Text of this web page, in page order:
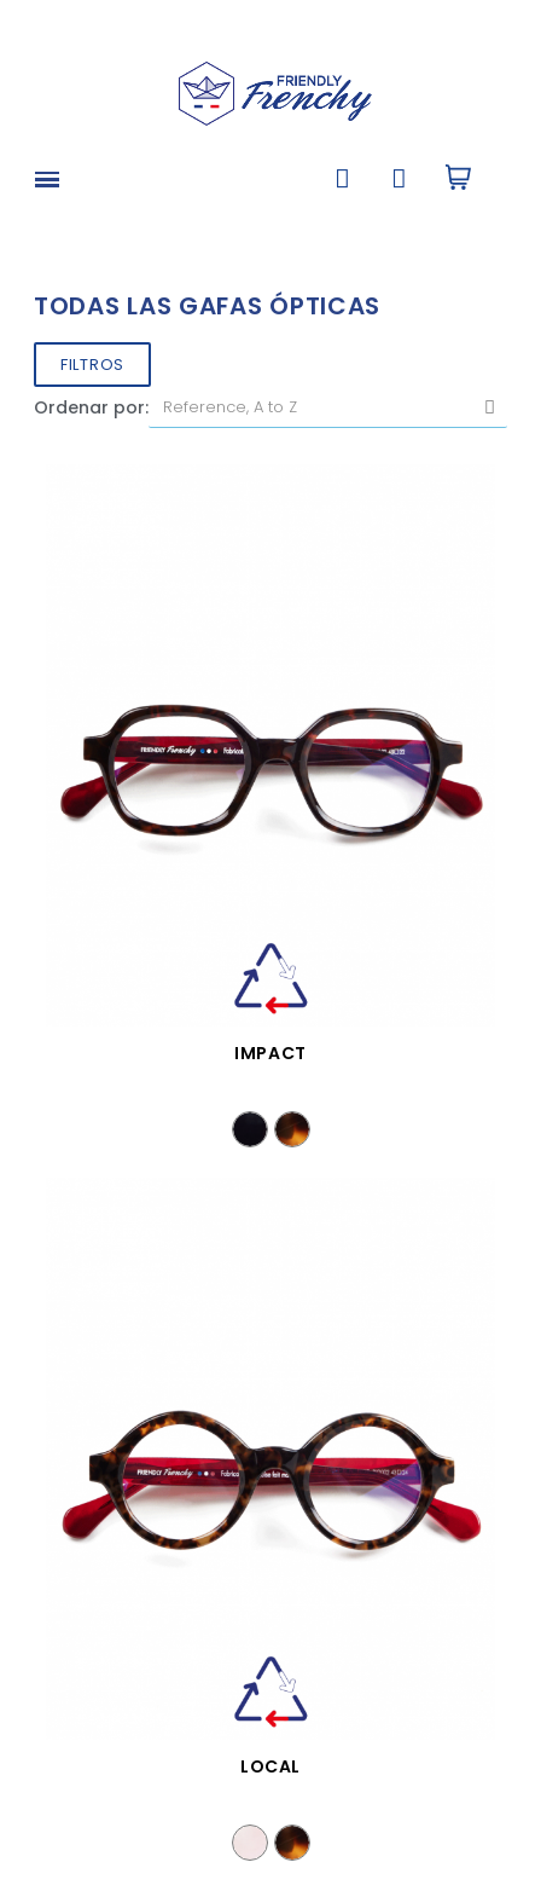
TODAS LAS GAFAS ÓPTICAS
FILTROS
Ordenar por:
VISTA RÁPIDA
IMPACT
VISTA RÁPIDA
LOCAL